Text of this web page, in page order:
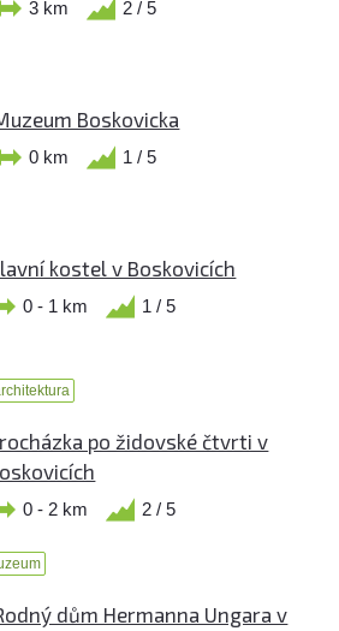
3 km 2 / 5
Boskovicka
0 km 1 / 5
kostel v Boskovicích
0 - 1 km 1 / 5
po židovské čtvrti v
0 - 2 km 2 / 5
dům Hermanna Ungara v